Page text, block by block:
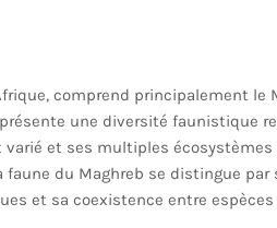
comprend principalement le
une diversité faunistique
et ses multiples
faune du Maghreb se distingue
et sa coexistence entre